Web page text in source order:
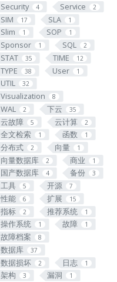
Security 4 Service 2
SIM 17 SLA 1
Slim 1 SOP 1
Sponsor 1 SQL 2
STAT 35 TIME 12
TYPE 38 User 1
UTIL 32
Visualization 8
WAL 2 下云 35
云故障 5 云计算 2
全文检索 1 函数 1
分布式 2 向量 1
向量数据库 2 商业 1
国产数据库 4 备份 3
工具 5 开源 7
性能 6 扩展 15
指标 2 推荐系统 1
操作系统 1 故障 1
故障档案 8
数据库 37
数据损坏 2 日志 1
架构 3 漏洞 1
postgresql-13-
1.0.3
sequential-uuids
PIGSTY 1.0.3
postgresql-13-
sequential-uuids
PIGSTY 1.0.3